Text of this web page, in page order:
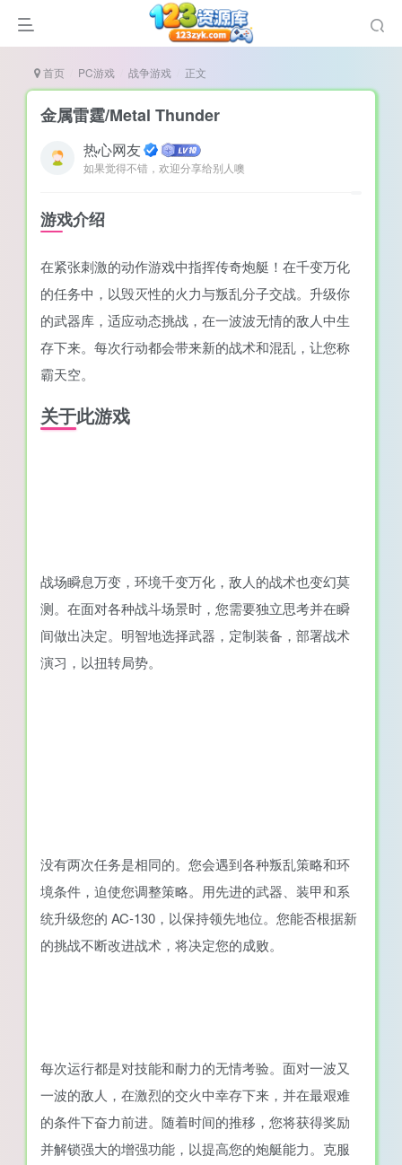
（摸鱼游戏）
首页 PC游戏 战争游戏 正文
金属雷霆/Metal Thunder
热心网友
如果觉得不错，欢迎分享给别人噢
游戏介绍
在紧张刺激的动作游戏中指挥传奇炮艇！在千变万化
的任务中，以毁灭性的火力与叛乱分子交战。升级你
的武器库，适应动态挑战，在一波波无情的敌人中生
存下来。每次行动都会带来新的战术和混乱，让您称
霸天空。
关于此游戏
战场瞬息万变，环境千变万化，敌人的战术也变幻莫
测。在面对各种战斗场景时，您需要独立思考并在瞬
间做出决定。明智地选择武器，定制装备，部署战术
演习，以扭转局势。
没有两次任务是相同的。您会遇到各种叛乱策略和环
境条件，迫使您调整策略。用先进的武器、装甲和系
统升级您的 AC-130，以保持领先地位。您能否根据新
的挑战不断改进战术，将决定您的成败。
每次运行都是对技能和耐力的无情考验。面对一波又
一波的敌人，在激烈的交火中幸存下来，并在最艰难
的条件下奋力前进。随着时间的推移，您将获得奖励
并解锁强大的增强功能，以提高您的炮艇能力。克服